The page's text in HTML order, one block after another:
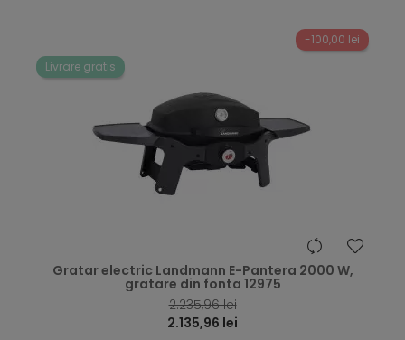
-100,00 lei
Livrare gratis
Gratar electric Landmann E-Pantera 2000 W,
gratare din fonta 12975
2.235,96 lei
2.135,96 lei